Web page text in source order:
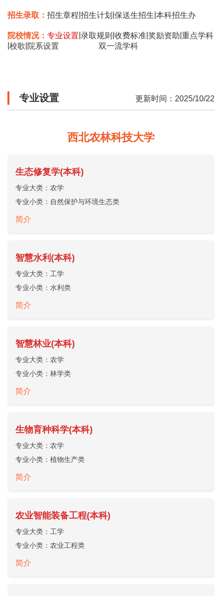
招生录取： 招生章程 招生计划 保送生招生 本科招生办
院校情况： 专业设置 录取规则 收费标准 奖励资助 重点学科
校歌 院系设置 双一流学科
专业设置 更新时间：2025/10/22
西北农林科技大学
生态修复学(本科)
专业大类： 农学
专业小类： 自然保护与环境生态类
简介
智慧水利(本科)
专业大类： 工学
专业小类： 水利类
简介
智慧林业(本科)
专业大类： 农学
专业小类： 林学类
简介
生物育种科学(本科)
专业大类： 农学
专业小类： 植物生产类
简介
农业智能装备工程(本科)
专业大类： 工学
专业小类： 农业工程类
简介